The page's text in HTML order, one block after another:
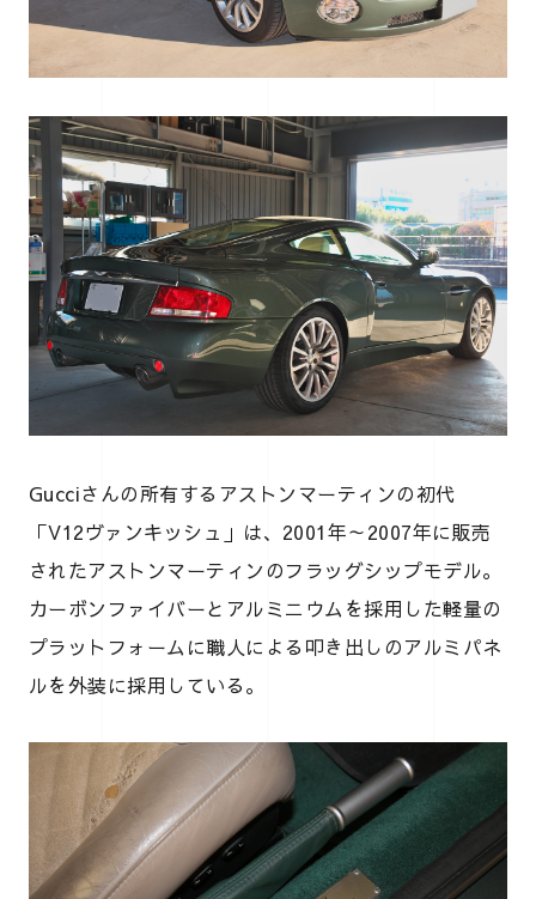
Gucciさんの所有するアストンマーティンの初代
「V12ヴァンキッシュ」は、2001年～2007年に販売
されたアストンマーティンのフラッグシップモデル。
カーボンファイバーとアルミニウムを採用した軽量の
プラットフォームに職人による叩き出しのアルミパネ
ルを外装に採用している。